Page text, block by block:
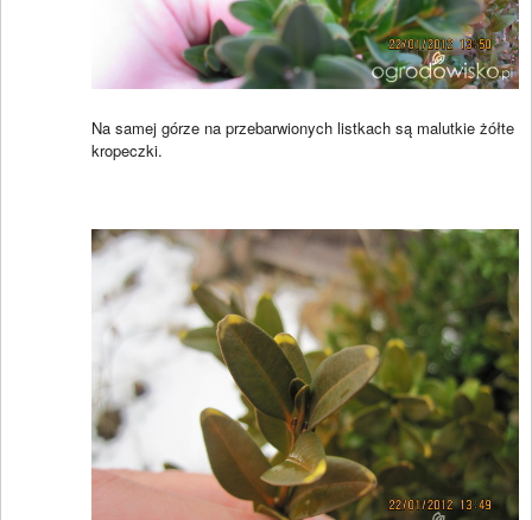
Na samej górze na przebarwionych listkach są malutkie żółte
kropeczki.